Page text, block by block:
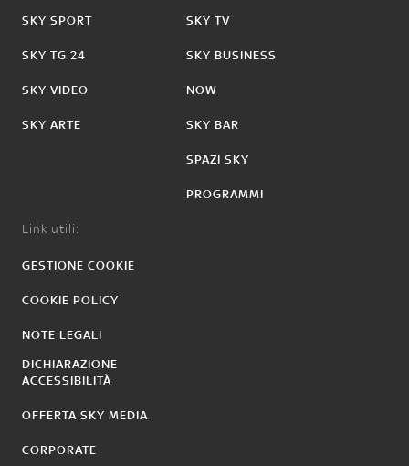
SKY SPORT
SKY TG 24
SKY VIDEO
SKY ARTE
SKY TV
SKY BUSINESS
NOW
SKY BAR
SPAZI SKY
PROGRAMMI
Link utili:
GESTIONE COOKIE
COOKIE POLICY
NOTE LEGALI
DICHIARAZIONE
ACCESSIBILITÀ
OFFERTA SKY MEDIA
CORPORATE